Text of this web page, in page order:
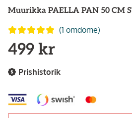
Muurikka PAELLA PAN 50 CM
(1 omdöme)
499 kr
Prishistorik